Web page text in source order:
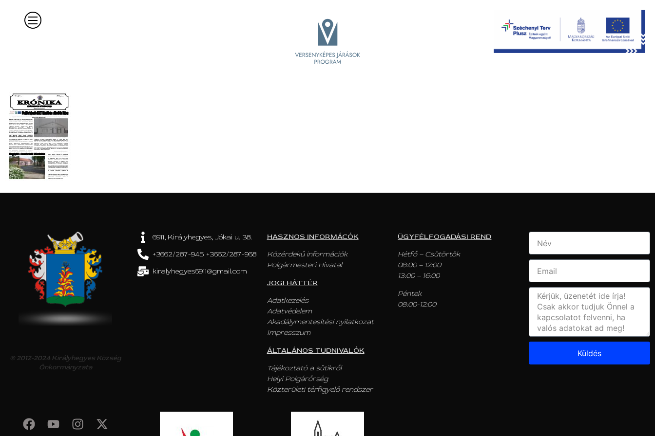
© 2012-2024 Királyhegyes Község
Önkormányzata
6911, Királyhegyes, Jókai u. 38.
+3662/287-945 +3662/287-968
kiralyhegyes6911@gmail.com
HASZNOS INFORMÁCÓK
Közérdekű információk
Polgármesteri Hivatal
JOGI HÁTTÉR
Adatkezelés
Adatvédelem
Akadálymentesítési nyilatkozat
Impresszum
ÁLTALÁNOS TUDNIVALÓK
Tájékoztató a sütikről
Helyi Polgárőrség
Közterületi térfigyelő rendszer
ÜGYFÉLFOGADÁSI REND
Hétfő – Csütörtök
08:00 – 12:00
13:00 – 16:00
Péntek
08:00-12:00
Küldés